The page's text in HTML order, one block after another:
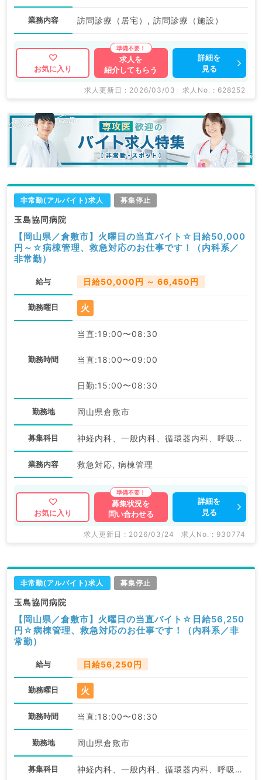
業務内容 訪問診療（居宅）, 訪問診療（施設）
お気に入り
求人を
紹介してもらう
詳細を
見る
求人更新日 : 2026/03/03 求人No. : 628252
非常勤(アルバイト)求人 募集停止
玉島協同病院
【岡山県／倉敷市】火曜日の当直バイト☆日給50,000
円～☆病棟管理、救急対応のお仕事です！（内科系／
非常勤）
給与 日給50,000円 ～ 66,450円
勤務曜日 火
勤務時間
当直:19:00〜08:30
当直:18:00〜09:00
日勤:15:00〜08:30
勤務地 岡山県倉敷市
募集科目 神経内科、一般内科、循環器内科、呼吸器内科、消化器内科、内分泌・代謝内科、腎臓内科、老年内科、血液内科、膠原病科
業務内容 救急対応, 病棟管理
お気に入り
募集状況を
問い合わせる
詳細を
見る
求人更新日 : 2026/03/24 求人No. : 930774
非常勤(アルバイト)求人 募集停止
玉島協同病院
【岡山県／倉敷市】火曜日の当直バイト☆日給56,250
円☆病棟管理、救急対応のお仕事です！（内科系／非
常勤）
給与 日給56,250円
勤務曜日 火
勤務時間 当直:18:00〜08:30
勤務地 岡山県倉敷市
募集科目 神経内科、一般内科、循環器内科、呼吸器内科、消化器内科、内分泌・代謝内科、腎臓内科、老年内科、血液内科、膠原病科